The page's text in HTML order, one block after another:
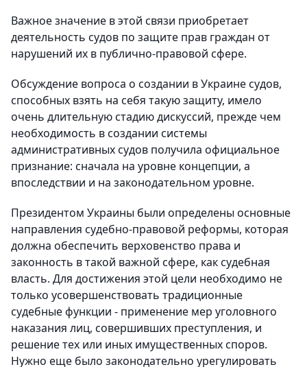
Важное значение в этой связи приобретает
деятельность судов по защите прав граждан от
нарушений их в публично-правовой сфере.
Обсуждение вопроса о создании в Украине судов,
способных взять на себя такую защиту, имело
очень длительную стадию дискуссий, прежде чем
необходимость в создании системы
административных судов получила официальное
признание: сначала на уровне концепции, а
впоследствии и на законодательном уровне.
Президентом Украины были определены основные
направления судебно-правовой реформы, которая
должна обеспечить верховенство права и
законность в такой важной сфере, как судебная
власть. Для достижения этой цели необходимо не
только усовершенствовать традиционные
судебные функции - применение мер уголовного
наказания лиц, совершивших преступления, и
решение тех или иных имущественных споров.
Нужно еще было законодательно урегулировать